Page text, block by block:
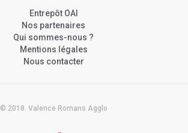
Entrepôt OAI
Nos partenaires
Qui sommes-nous ?
Mentions légales
Nous contacter
© 2018. Valence Romans Agglo